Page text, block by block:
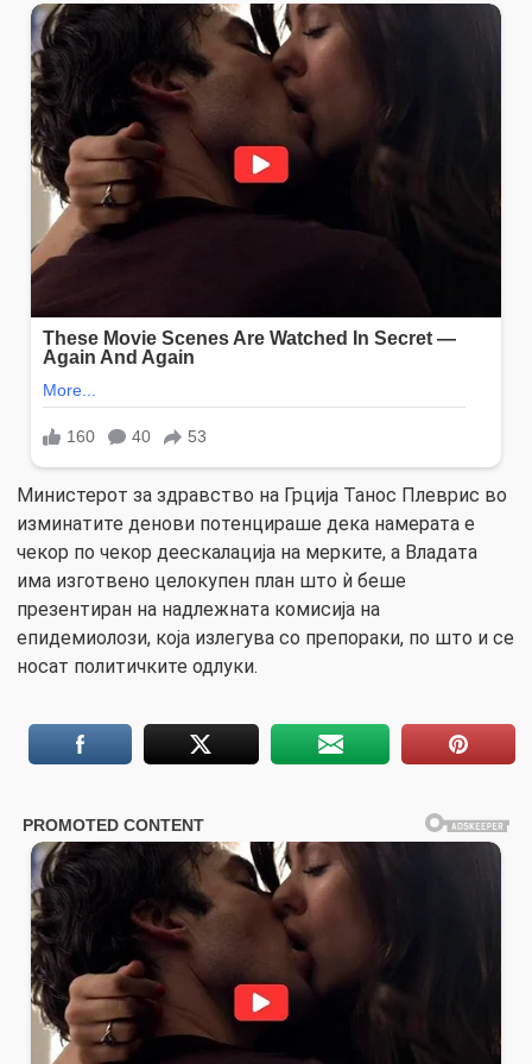
Министерот за здравство на Грција Танос Плеврис во
изминатите денови потенцираше дека намерата е
чекор по чекор деескалација на мерките, а Владата
има изготвено целокупен план што ѝ беше
презентиран на надлежната комисија на
епидемиолози, која излегува со препораки, по што и се
носат политичките одлуки.